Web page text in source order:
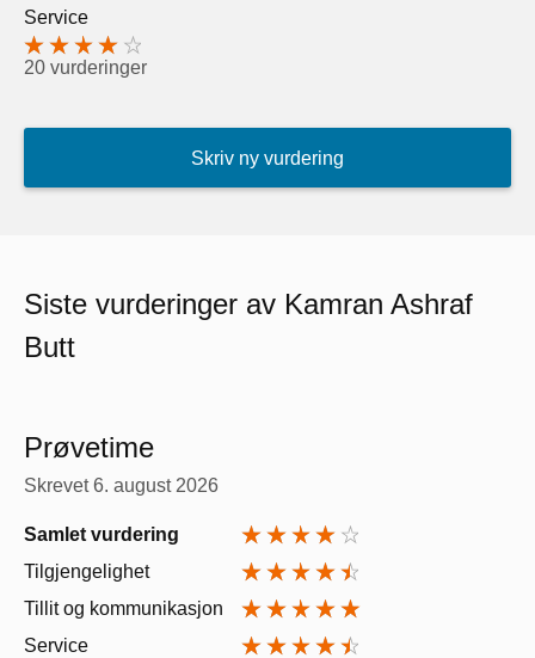
Service
20 vurderinger
Skriv ny vurdering
Siste vurderinger av Kamran Ashraf
Butt
Prøvetime
Skrevet6. august 2026
Samlet vurdering
Tilgjengelighet
Tillit og kommunikasjon
Service